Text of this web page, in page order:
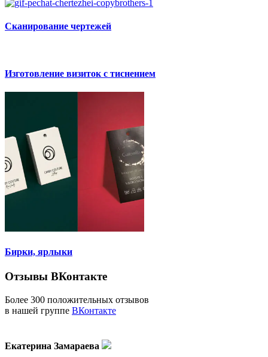
Сканирование чертежей
Изготовление визиток с тиснением
Бирки, ярлыки
Отзывы ВКонтакте
Более 300 положительных отзывов
в нашей группе ВКонтакте
Екатерина Замараева